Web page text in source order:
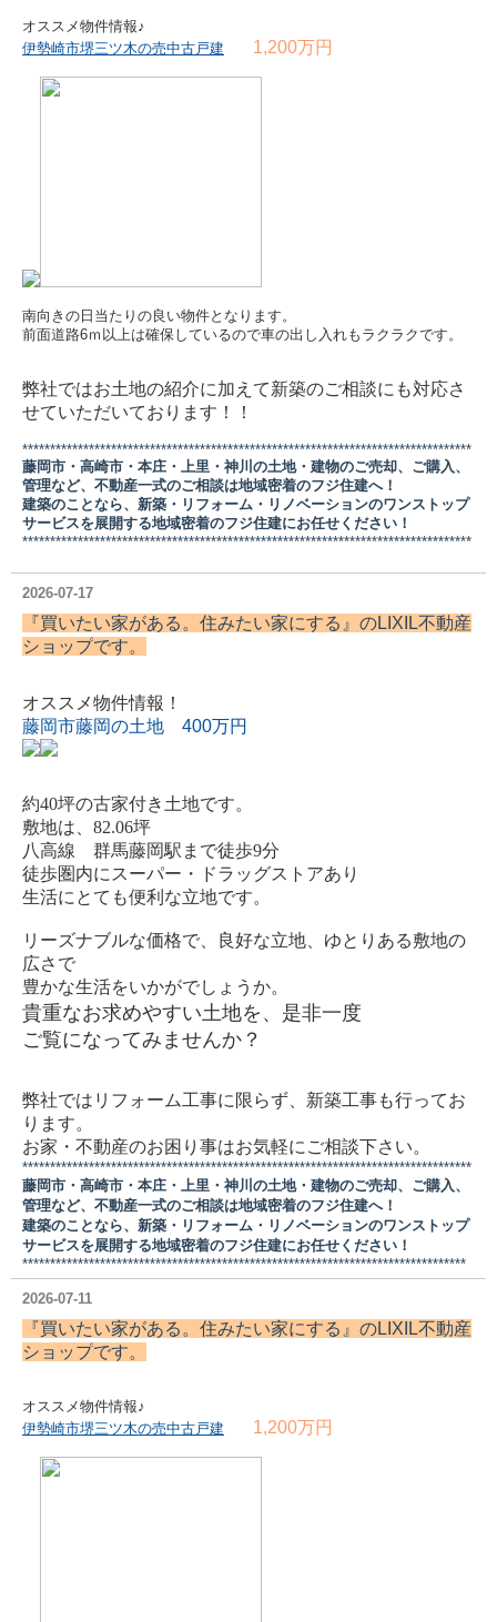
オススメ物件情報♪
伊勢崎市堺三ツ木の売中古戸建
1,200万円
南向きの日当たりの良い物件となります。
前面道路6ｍ以上は確保しているので車の出し入れもラクラクです。
弊社ではお土地の紹介に加えて新築のご相談にも対応さ
せていただいております！！
*********************************************************************************
藤岡市・高崎市・本庄・上里・神川の土地・建物のご売却、ご購入、
管理など、不動産一式のご相談は地域密着のフジ住建へ！
建築のことなら、新築・リフォーム・リノベーションのワンストップ
サービスを展開する地域密着のフジ住建にお任せください！
*********************************************************************************
2026-07-17
『買いたい家がある。住みたい家にする』のLIXIL不動産
ショップです。
オススメ物件情報！
藤岡市藤岡の土地 400万円
約40坪の古家付き土地です。
敷地は、82.06坪
八高線 群馬藤岡駅まで徒歩9分
徒歩圏内にスーパー・ドラッグストアあり
生活にとても便利な立地です。
リーズナブルな価格で、良好な立地、ゆとりある敷地の
広さで
豊かな生活をいかがでしょうか。
貴重なお求めやすい土地を、是非一度
ご覧になってみませんか？
弊社ではリフォーム工事に限らず、新築工事も行ってお
ります。
お家・不動産のお困り事はお気軽にご相談下さい。
*********************************************************************************
藤岡市・高崎市・本庄・上里・神川の土地・建物のご売却、ご購入、
管理など、不動産一式のご相談は地域密着のフジ住建へ！
建築のことなら、新築・リフォーム・リノベーションのワンストップ
サービスを展開する地域密着のフジ住建にお任せください！
********************************************************************************
2026-07-11
『買いたい家がある。住みたい家にする』のLIXIL不動産
ショップです。
オススメ物件情報♪
伊勢崎市堺三ツ木の売中古戸建
1,200万円